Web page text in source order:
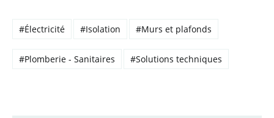
#Électricité #Isolation #Murs et plafonds
#Plomberie - Sanitaires #Solutions techniques